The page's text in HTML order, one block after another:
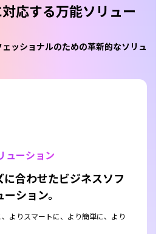
応する万能ソリュー
ッショナルのための革新的なソリュ
ューション
に合わせたビジネスソフ
ション。
よりスマートに、より簡単に、より